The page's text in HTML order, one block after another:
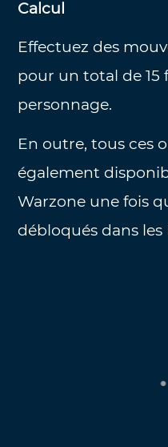
Calcul
Effectuez des
pour un total de 15
personnage.
En outre, tous ces
également
Warzone une fois
débloqués dans les